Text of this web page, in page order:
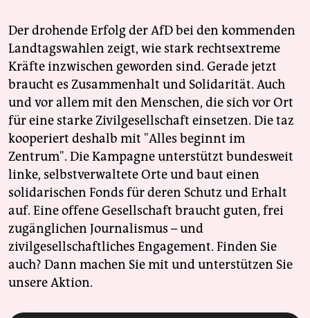
Der drohende Erfolg der AfD bei den kommenden
Landtagswahlen zeigt, wie stark rechtsextreme
Kräfte inzwischen geworden sind. Gerade jetzt
braucht es Zusammenhalt und Solidarität. Auch
und vor allem mit den Menschen, die sich vor Ort
für eine starke Zivilgesellschaft einsetzen. Die taz
kooperiert deshalb mit "Alles beginnt im
Zentrum". Die Kampagne unterstützt bundesweit
linke, selbstverwaltete Orte und baut einen
solidarischen Fonds für deren Schutz und Erhalt
auf. Eine offene Gesellschaft braucht guten, frei
zugänglichen Journalismus – und
zivilgesellschaftliches Engagement. Finden Sie
auch? Dann machen Sie mit und unterstützen Sie
unsere Aktion.